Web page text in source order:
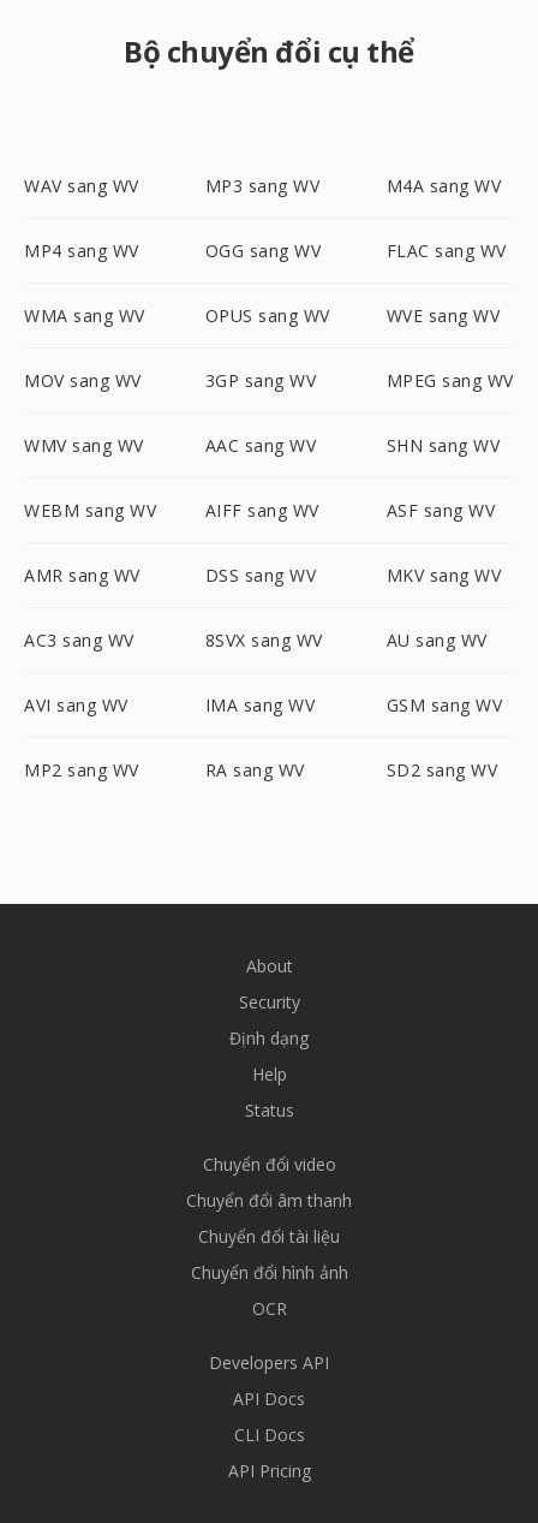
Bộ chuyển đổi cụ thể
WAV sang WV MP3 sang WV M4A sang WV
MP4 sang WV OGG sang WV FLAC sang WV
WMA sang WV OPUS sang WV WVE sang WV
MOV sang WV 3GP sang WV MPEG sang WV
WMV sang WV AAC sang WV SHN sang WV
WEBM sang WV AIFF sang WV ASF sang WV
AMR sang WV DSS sang WV MKV sang WV
AC3 sang WV 8SVX sang WV AU sang WV
AVI sang WV IMA sang WV GSM sang WV
MP2 sang WV RA sang WV SD2 sang WV
About
Security
Định dạng
Help
Status
Chuyển đổi video
Chuyển đổi âm thanh
Chuyển đổi tài liệu
Chuyển đổi hình ảnh
OCR
Developers API
API Docs
CLI Docs
API Pricing